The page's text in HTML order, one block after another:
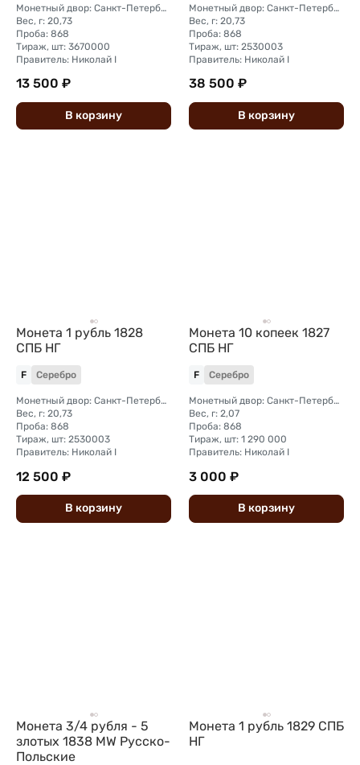
Монетный двор: Санкт-Петербургский монетный двор
Вес, г: 20,73
Проба: 868
Тираж, шт: 3670000
Правитель: Николай I
13 500 ₽
В корзину
Монетный двор: Санкт-Петербургский монетный двор
Вес, г: 20,73
Проба: 868
Тираж, шт: 2530003
Правитель: Николай I
38 500 ₽
В корзину
Монета 1 рубль 1828
СПБ НГ
F Серебро
Монетный двор: Санкт-Петербургский монетный двор
Вес, г: 20,73
Проба: 868
Тираж, шт: 2530003
Правитель: Николай I
12 500 ₽
В корзину
Монета 10 копеек 1827
СПБ НГ
F Серебро
Монетный двор: Санкт-Петербургский монетный двор
Вес, г: 2,07
Проба: 868
Тираж, шт: 1 290 000
Правитель: Николай I
3 000 ₽
В корзину
Монета 3/4 рубля - 5
злотых 1838 МW Русско-
Польские
Монета 1 рубль 1829 СПБ
НГ